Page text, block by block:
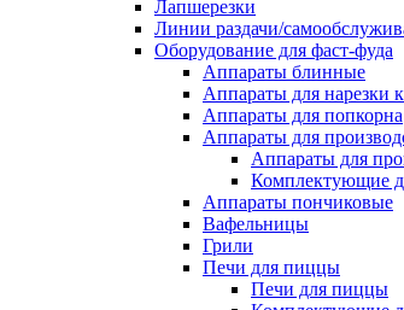
Лапшерезки
Линии раздачи/
Оборудование для фаст-фуда
Аппараты блинные
Аппараты для нарезки
Аппараты для попкорна
Аппараты для
Аппараты для
Комплектующие
Аппараты пончиковые
Вафельницы
Грили
Печи для пиццы
Печи для пиццы